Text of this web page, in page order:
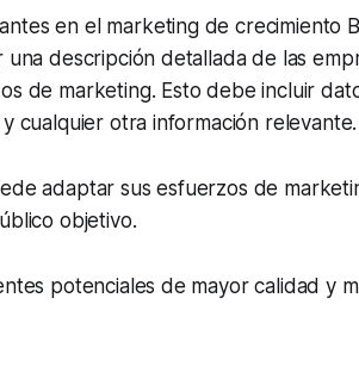
en el marketing de crecimiento
descripción detallada de las
de marketing. Esto debe incluir
cualquier otra información relevante.
adaptar sus esfuerzos de
objetivo.
potenciales de mayor calidad y